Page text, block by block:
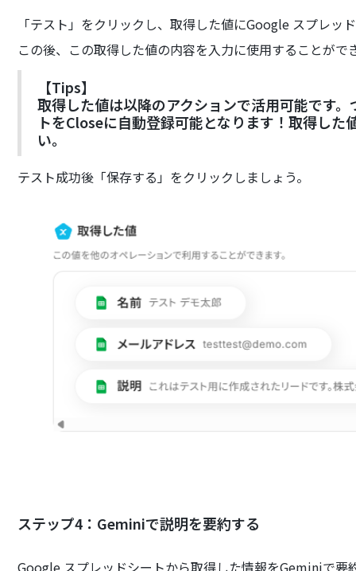
「テスト」をクリックし、取得した値にGoogle スプレ
この後、この取得した値の内容を入力に使用することがで
【Tips】
取得した値は以降のアクションで活用可能です
トをCloseに自動登録可能となります！取得した
い。
テスト成功後「保存する」をクリックしましょう。
ステップ4：Geminiで説明を要約する
Google スプレッドシートから取得した情報をGeminiで要